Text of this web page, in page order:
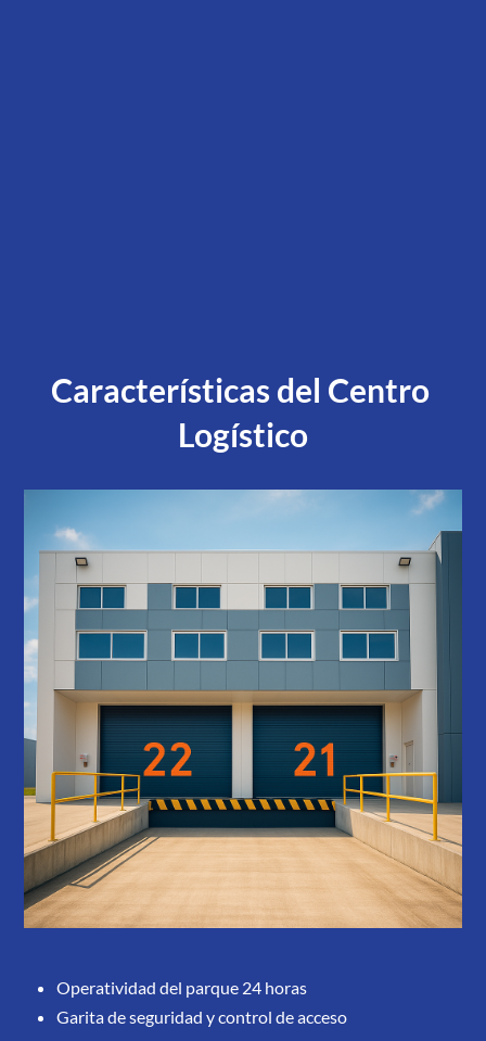
Características del Centro
Logístico
Operatividad del parque 24 horas
Garita de seguridad y control de acceso